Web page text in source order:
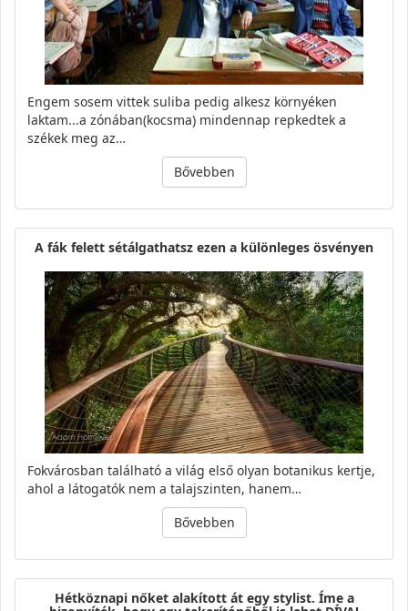
Engem sosem vittek suliba pedig alkesz környéken
laktam...a zónában(kocsma) mindennap repkedtek a
székek meg az…
Bővebben
A fák felett sétálgathatsz ezen a különleges ösvényen
Fokvárosban található a világ első olyan botanikus kertje,
ahol a látogatók nem a talajszinten, hanem…
Bővebben
Hétköznapi nőket alakított át egy stylist. Íme a